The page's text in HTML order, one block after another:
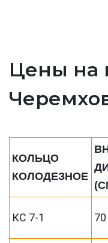
Цены на
КОЛЬЦО
КОЛОДЕЗНОЕ
КС 7-1 70